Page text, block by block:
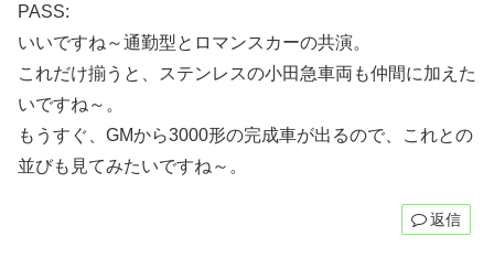
PASS:
いいですね～通勤型とロマンスカーの共演。
これだけ揃うと、ステンレスの小田急車両も仲間に加えた
いですね～。
もうすぐ、GMから3000形の完成車が出るので、これとの
並びも見てみたいですね～。
返信